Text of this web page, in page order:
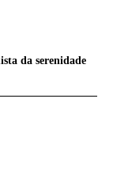
da serenidade